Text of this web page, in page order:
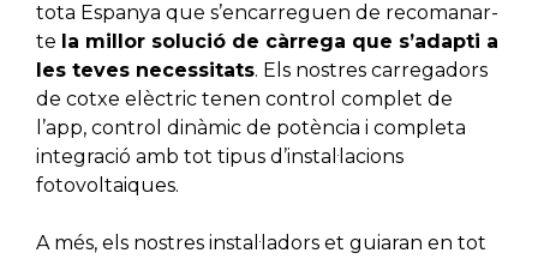
tota Espanya que s’encarreguen de recomanar-
te la millor solució de càrrega que s’adapti a
les teves necessitats. Els nostres carregadors
de cotxe elèctric tenen control complet de
l’app, control dinàmic de potència i completa
integració amb tot tipus d’instal·lacions
fotovoltaiques.
A més, els nostres instal·ladors et guiaran en tot